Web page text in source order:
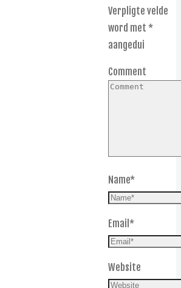
Verpligte velde
word met *
aangedui
Comment
Name*
Email *
Website